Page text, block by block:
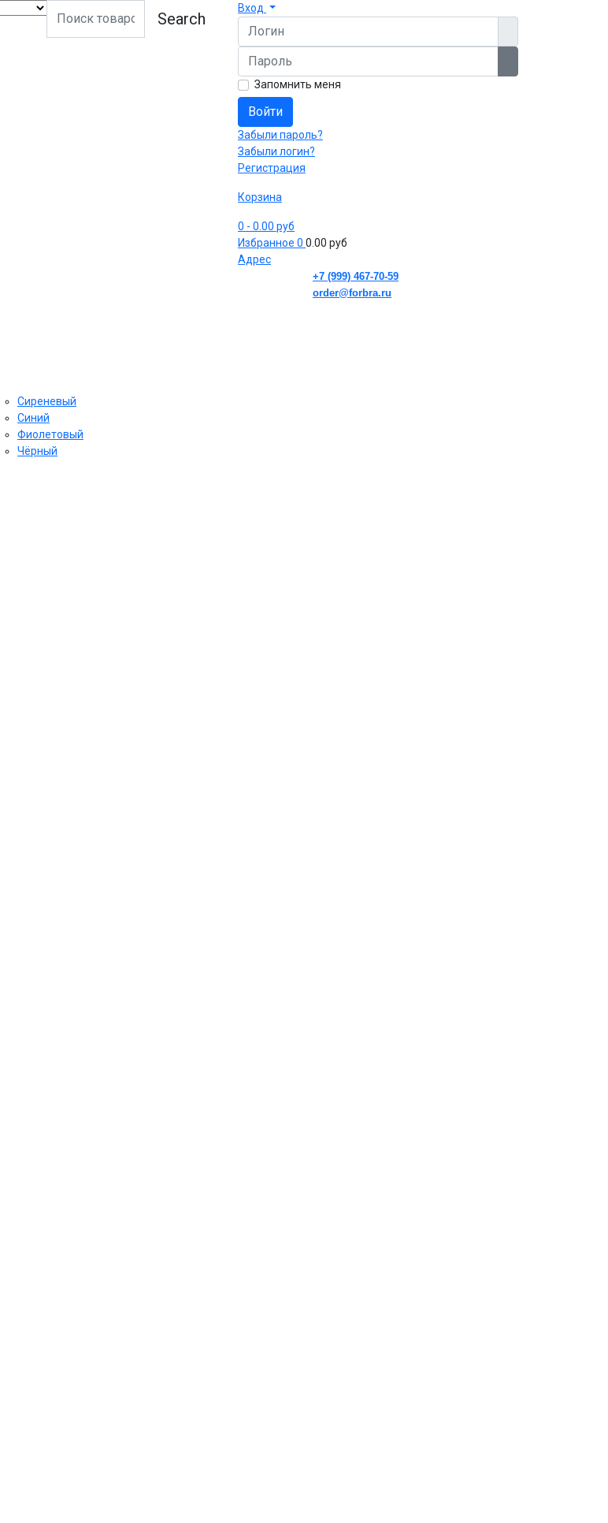
Search
Вход
Логин
Пароль
Запомнить меня
Войти
Забыли пароль?
Забыли логин?
Регистрация
Корзина
0 - 0.00 руб
Избранное 0 0.00 руб
Адрес
Сиреневый
Cиний
Фиолетовый
Чёрный
+7 (999) 467-70-59
order@forbra.ru